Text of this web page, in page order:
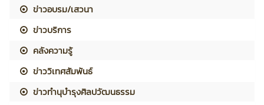
ข่าวอบรม/เสวนา
ข่าวบริการ
คลังความรู้
ข่าววิเทศสัมพันธ์
ข่าวทำนุบำรุงศิลปวัฒนธรรม